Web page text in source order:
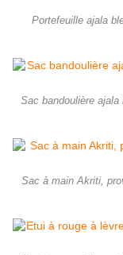
Portefeuille ajala
Sac bandoulière
Sac à main Akriti,